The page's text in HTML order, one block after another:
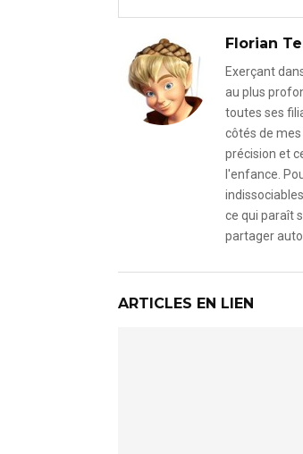
Florian
Exerçant
au plus
toutes ses
côtés de
précision et
l'enfance.
ce qui paraît
partager
ARTICLES EN LIEN